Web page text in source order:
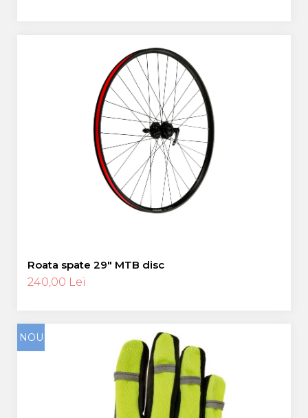
Roata spate 29″ MTB disc
240,00 Lei
NOU